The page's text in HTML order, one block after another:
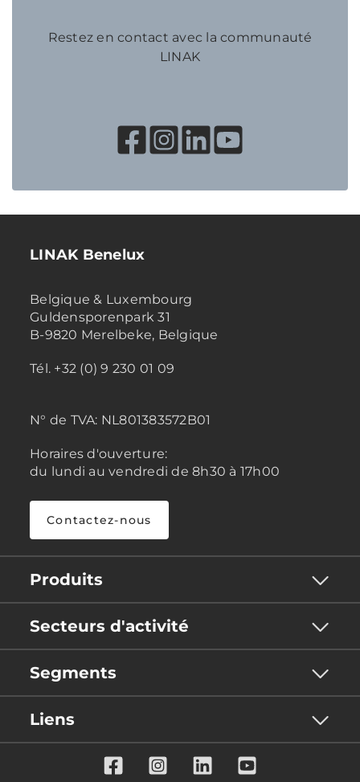
Restez en contact avec la communauté
LINAK
LINAK Benelux
Belgique & Luxembourg
Guldensporenpark 31
B-9820 Merelbeke, Belgique
Tél. +32 (0) 9 230 01 09
N° de TVA: NL801383572B01
Horaires d'ouverture:
du lundi au vendredi de 8h30 à 17h00
Contactez-nous
Produits
Secteurs d'activité
Segments
Liens